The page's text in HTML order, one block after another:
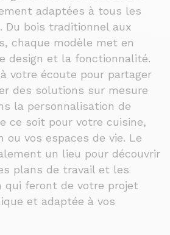
adaptées à tous les
Du bois traditionnel aux
chaque modèle met en
design et la fonctionnalité.
votre écoute pour partager
des solutions sur mesure
la personnalisation de
ce soit pour votre cuisine,
ou vos espaces de vie. Le
un lieu pour découvrir
plans de travail et les
qui feront de votre projet
et adaptée à vos